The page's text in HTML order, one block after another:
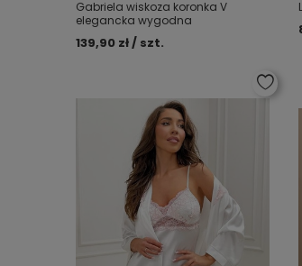
Gabriela wiskoza koronka V
elegancka wygodna
139,90 zł / szt.